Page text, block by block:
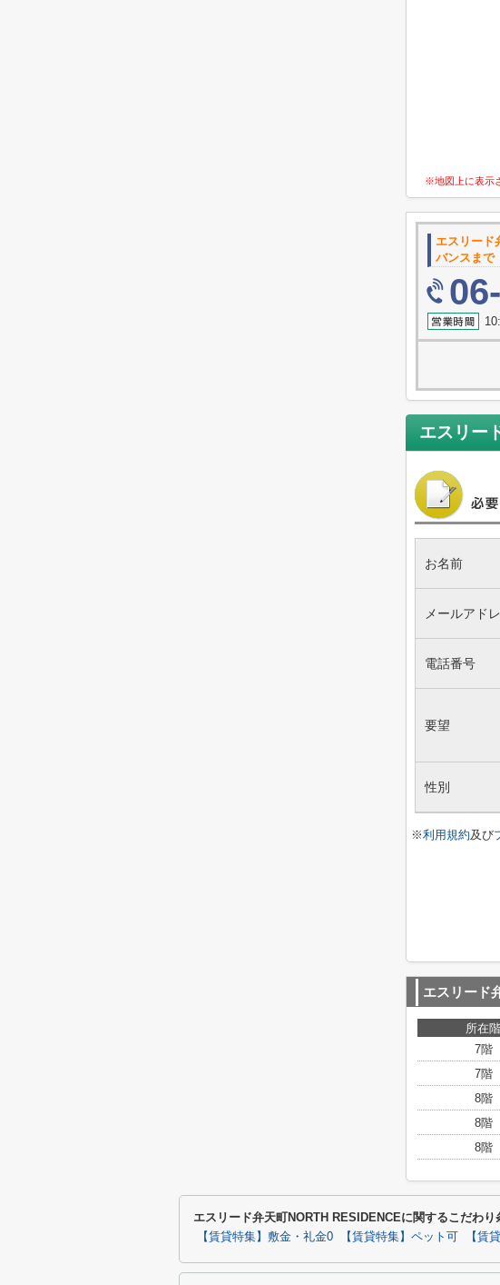
※地図上に表示
エスリード
バンスまで
エスリー
お名前
メールアド
電話番号
要望
性別
※利用規約及び
エスリード
所在階
7階
7階
8階
8階
8階
エスリード弁天町NORTH RESIDENCEに関するこだわり
【賃貸特集】敷金・礼金0 【賃貸特集】ペット可 【賃